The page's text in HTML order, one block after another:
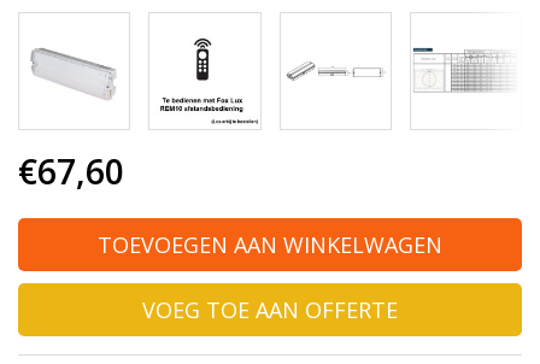
€67,60
TOEVOEGEN AAN WINKELWAGEN
VOEG TOE AAN OFFERTE